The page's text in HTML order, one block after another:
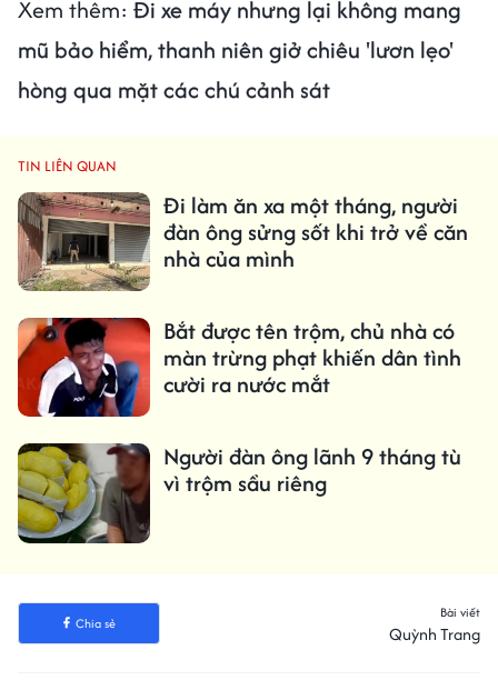
Xem thêm: Đi xe máy nhưng lại không mang
mũ bảo hiểm, thanh niên giở chiêu 'lươn lẹo'
hòng qua mặt các chú cảnh sát
TIN LIÊN QUAN
Đi làm ăn xa một tháng, người
đàn ông sửng sốt khi trở về căn
nhà của mình
Bắt được tên trộm, chủ nhà có
màn trừng phạt khiến dân tình
cười ra nước mắt
Người đàn ông lãnh 9 tháng tù
vì trộm sầu riêng
Chia sẻ
Bài viết
Quỳnh Trang